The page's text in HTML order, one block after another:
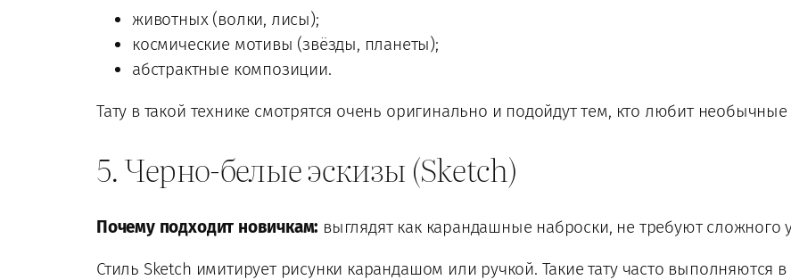
животных (волки, лисы);
космические мотивы (звёзды, планеты);
абстрактные композиции.
Тату в такой технике смотрятся очень оригинально и подойдут тем, кто любит
5. Черно-белые эскизы (Sketch)
Почему подходит новичкам: выглядят как карандашные наброски, не требуют
Стиль Sketch имитирует рисунки карандашом или ручкой. Такие тату часто выполняются